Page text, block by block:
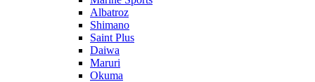
Albatroz
Shimano
Saint Plus
Daiwa
Maruri
Okuma